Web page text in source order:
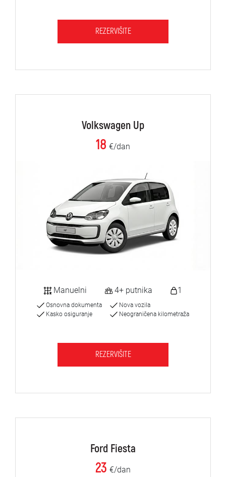
REZERVIŠITE
Volkswagen Up
18 €/dan
Manuelni 4+ putnika 1
Osnovna dokumenta
Kasko osiguranje
Nova vozila
Neograničena kilometraža
REZERVIŠITE
Ford Fiesta
23 €/dan